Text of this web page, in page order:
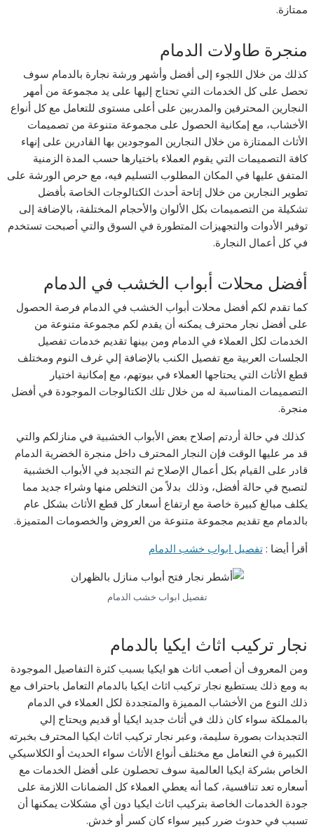
ممتازة.
منجرة طاولات الدمام
كذلك من خلال اللجوء إلى أفضل وأشهر ورشة نجارة بالدمام سوف
تحصل على كل الخدمات التي تحتاج إليها على يد مجموعة من أمهر
النجارين المحترفين والمدربين على أعلى مستوى للتعامل مع كل أنواع
الأخشاب، مع إمكانية الحصول على مجموعة متنوعة من تصميمات
الأثاث الممتازة من خلال النجارين الموجودين بها القادرين على إنهاء
كافة التصميمات التي يقوم العملاء باختيارها حسب المدة الزمنية
المتفق عليها في المكان المطلوب التسليم فيه، مع حرص الورشة على
تطوير النجارين من خلال إتاحة أحدث الكتالوجات الخاصة بأفضل
تشكيلة من التصميمات بكل الألوان والأحجام المختلفة، بالإضافة إلى
توفير الأدوات والتجهيزات المتطورة في السوق والتي أصبحت تستخدم
في كل أعمال النجارة.
أفضل محلات أبواب الخشب في الدمام
كما تقدم لكم أفضل محلات أبواب الخشب في الدمام فرصة الحصول
على أفضل نجار محترف يمكنه أن يقدم لكم مجموعة متنوعة من
الخدمات لكل العملاء في الدمام ومن بينها تقديم خدمات تفصيل
الجلسات العربية مع تفصيل الكنب بالإضافة إلي غرف النوم ومختلف
قطع الأثاث التي يحتاجها العملاء في بيوتهم، مع إمكانية اختيار
التصميمات المناسبة له من خلال تلك الكتالوجات الموجودة في أفضل
منجرة.
كذلك في حالة أردتم إصلاح بعض الأبواب الخشبية في منازلكم والتي
قد مر عليها الوقت فإن النجار المحترف داخل منجرة الخضرية الدمام
قادر على القيام بكل أعمال الإصلاح ثم التجديد في الأبواب الخشبية
لتصبح في حالة أفضل، وذلك بدلاً من التخلص منها وشراء جديد مما
يكلف مبالغ كبيرة خاصة مع ارتفاع أسعار كل قطع الأثاث بشكل عام
بالدمام مع تقديم مجموعة متنوعة من العروض والخصومات المتميزة.
أقرأ أيضا :تفصيل ابواب خشب الدمام
تفصيل ابواب خشب الدمام
نجار تركيب اثاث ايكيا بالدمام
ومن المعروف أن أصعب اثاث هو ايكيا بسبب كثرة التفاصيل الموجودة
به ومع ذلك يستطيع نجار تركيب اثاث ايكيا بالدمام التعامل باحتراف مع
ذلك النوع من الأخشاب المميزة والمتجددة لكل العملاء في الدمام
بالمملكة سواء كان ذلك في أثاث جديد ايكيا أو قديم ويحتاج إلي
التجديدات بصورة سليمة، وعبر نجار تركيب اثاث ايكيا المحترف بخبرته
الكبيرة في التعامل مع مختلف أنواع الأثاث سواء الحديث أو الكلاسيكي
الخاص بشركة ايكيا العالمية سوف تحصلون على أفضل الخدمات مع
أسعاره تعد تنافسية، كما أنه يعطي العملاء كل الضمانات اللازمة على
جودة الخدمات الخاصة بتركيب اثاث ايكيا دون أي مشكلات يمكنها أن
تسبب في حدوث ضرر كبير سواء كان كسر أو خدش.